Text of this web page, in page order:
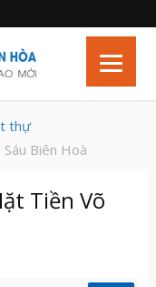
thự
Biên Hoà
Tiền Võ